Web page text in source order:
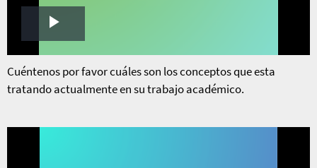
Play
Video
Cuéntenos por favor cuáles son los conceptos que esta
tratando actualmente en su trabajo académico.